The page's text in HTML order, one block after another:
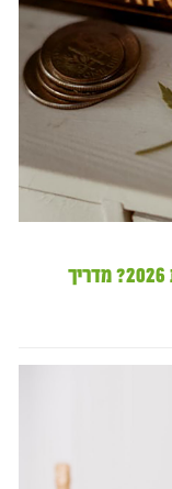
מה העונש על סחר בקנאביס בישראל בשנת 2026? מדריך